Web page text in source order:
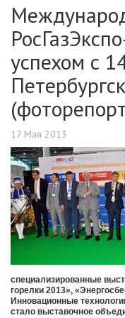
успехом с
17 Мая 2013
специализированные
горелки 2013»,
Инновационные
стало выставочное